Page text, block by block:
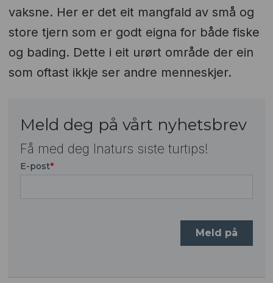
vaksne. Her er det eit mangfald av små og
store tjern som er godt eigna for både fiske
og bading. Dette i eit urørt område der ein
som oftast ikkje ser andre menneskjer.
Meld deg på vårt nyhetsbrev
Få med deg Inaturs siste turtips!